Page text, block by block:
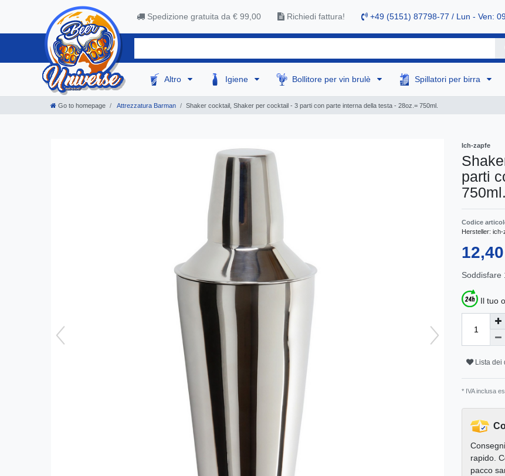
Spedizione gratuita da € 99,00 Richiedi fattura! +49 (5151) 87798-77 / Lun - Ven:
Altro Igiene Bollitore per vin brulè Spillatori per birra
Go to homepage Attrezzatura Barman Shaker cocktail, Shaker per cocktail - 3 parti con parte interna della testa - 28oz.= 750ml.
Ich-zapfe
parti
750ml.
Codice
Hersteller: ich-
Soddisfare
Il tuo
Lista dei
* IVA inclusa
rapido.
pacco